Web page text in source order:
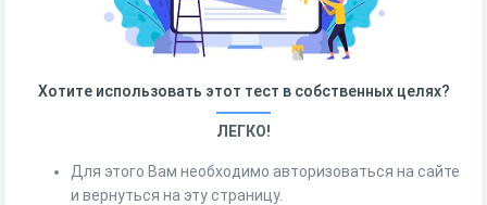
Хотите использовать этот тест в собственных целях?
ЛЕГКО!
Для этого Вам необходимо авторизоваться на сайте
и вернуться на эту страницу.